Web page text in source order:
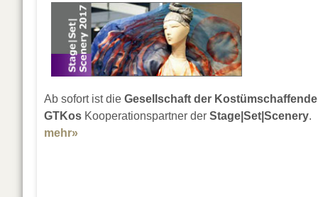
Ab sofort ist die Gesellschaft der
GTKos Kooperationspartner der Stage|Set|Scenery.
mehr»